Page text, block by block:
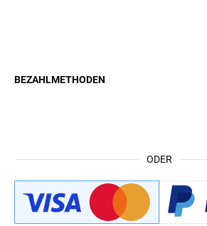
ODER
BEZAHLMETHODEN